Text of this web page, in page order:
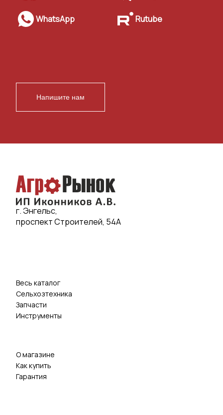
WhatsApp Rutube
Напишите нам
г. Энгельс,
проспект Строителей, 54А
Весь каталог
Сельхозтехника
Запчасти
Инструменты
О магазине
Как купить
Гарантия